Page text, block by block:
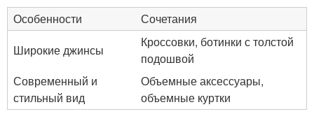
Особенности
Сочетания
Широкие джинсы
Кроссовки, ботинки с толстой
подошвой
Современный и
стильный вид
Объемные аксессуары,
объемные куртки